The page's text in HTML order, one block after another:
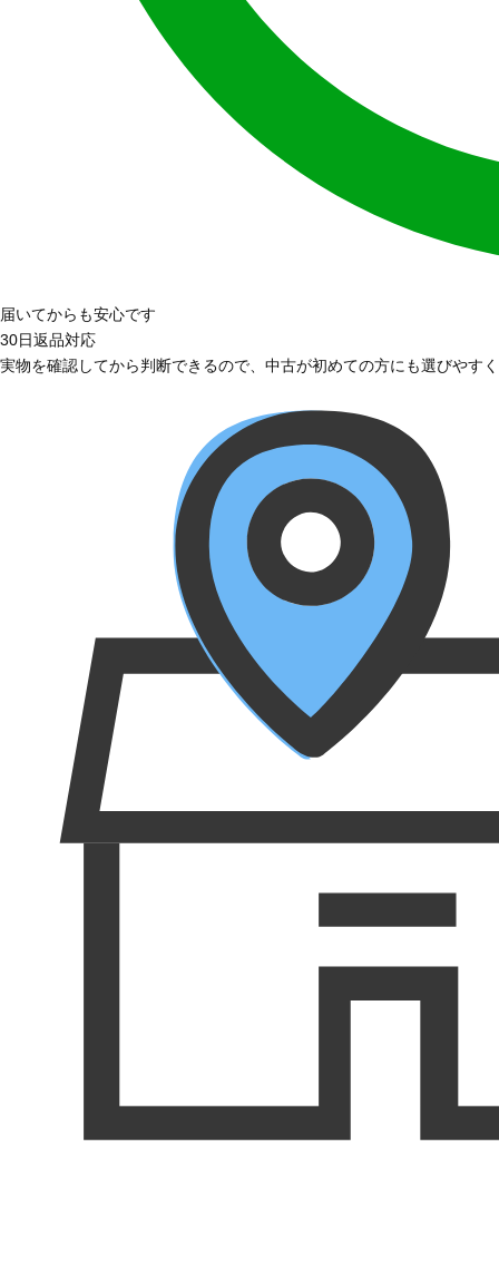
届いてからも安心です
30日返品対応
実物を確認してから判断できるので、中古が初めての方にも選びやす